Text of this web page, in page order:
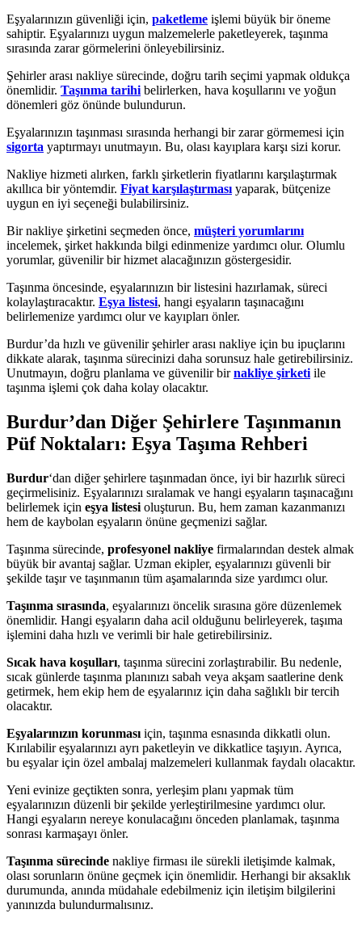
Eşyalarınızın güvenliği için, paketleme işlemi büyük bir öneme
sahiptir. Eşyalarınızı uygun malzemelerle paketleyerek, taşınma
sırasında zarar görmelerini önleyebilirsiniz.
Şehirler arası nakliye sürecinde, doğru tarih seçimi yapmak oldukça
önemlidir. Taşınma tarihi belirlerken, hava koşullarını ve yoğun
dönemleri göz önünde bulundurun.
Eşyalarınızın taşınması sırasında herhangi bir zarar görmemesi için
sigorta yaptırmayı unutmayın. Bu, olası kayıplara karşı sizi korur.
Nakliye hizmeti alırken, farklı şirketlerin fiyatlarını karşılaştırmak
akıllıca bir yöntemdir. Fiyat karşılaştırması yaparak, bütçenize
uygun en iyi seçeneği bulabilirsiniz.
Bir nakliye şirketini seçmeden önce, müşteri yorumlarını
incelemek, şirket hakkında bilgi edinmenize yardımcı olur. Olumlu
yorumlar, güvenilir bir hizmet alacağınızın göstergesidir.
Taşınma öncesinde, eşyalarınızın bir listesini hazırlamak, süreci
kolaylaştıracaktır. Eşya listesi, hangi eşyaların taşınacağını
belirlemenize yardımcı olur ve kayıpları önler.
Burdur’da hızlı ve güvenilir şehirler arası nakliye için bu ipuçlarını
dikkate alarak, taşınma sürecinizi daha sorunsuz hale getirebilirsiniz.
Unutmayın, doğru planlama ve güvenilir birnakliye şirketi ile
taşınma işlemi çok daha kolay olacaktır.
Burdur’dan Diğer Şehirlere Taşınmanın
Püf Noktaları: Eşya Taşıma Rehberi
Burdur‘dan diğer şehirlere taşınmadan önce, iyi bir hazırlık süreci
geçirmelisiniz. Eşyalarınızı sıralamak ve hangi eşyaların taşınacağını
belirlemek için eşya listesi oluşturun. Bu, hem zaman kazanmanızı
hem de kaybolan eşyaların önüne geçmenizi sağlar.
Taşınma sürecinde, profesyonel nakliye firmalarından destek almak
büyük bir avantaj sağlar. Uzman ekipler, eşyalarınızı güvenli bir
şekilde taşır ve taşınmanın tüm aşamalarında size yardımcı olur.
Taşınma sırasında, eşyalarınızı öncelik sırasına göre düzenlemek
önemlidir. Hangi eşyaların daha acil olduğunu belirleyerek, taşıma
işlemini daha hızlı ve verimli bir hale getirebilirsiniz.
Sıcak hava koşulları, taşınma sürecini zorlaştırabilir. Bu nedenle,
sıcak günlerde taşınma planınızı sabah veya akşam saatlerine denk
getirmek, hem ekip hem de eşyalarınız için daha sağlıklı bir tercih
olacaktır.
Eşyalarınızın korunması için, taşınma esnasında dikkatli olun.
Kırılabilir eşyalarınızı ayrı paketleyin ve dikkatlice taşıyın. Ayrıca,
bu eşyalar için özel ambalaj malzemeleri kullanmak faydalı olacaktır.
Yeni evinize geçtikten sonra, yerleşim planı yapmak tüm
eşyalarınızın düzenli bir şekilde yerleştirilmesine yardımcı olur.
Hangi eşyaların nereye konulacağını önceden planlamak, taşınma
sonrası karmaşayı önler.
Taşınma sürecinde nakliye firması ile sürekli iletişimde kalmak,
olası sorunların önüne geçmek için önemlidir. Herhangi bir aksaklık
durumunda, anında müdahale edebilmeniz için iletişim bilgilerini
yanınızda bulundurmalısınız.